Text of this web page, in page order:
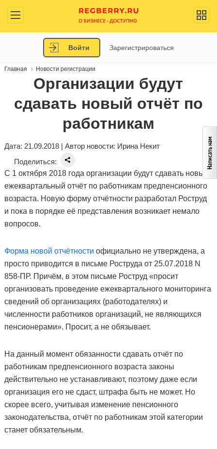
Войти Зарегистрироваться
Главная Новости регистрации
Организации будут
сдавать новый отчёт по
работникам
Дата: 21.09.2018 | Автор новости: Ирина Некит
Поделиться:
С 1 октября 2018 года организации будут сдавать новый
ежеквартальный отчёт по работникам предпенсионного
возраста. Новую форму отчётности разработал Роструд
и пока в порядке её представления возникает немало
вопросов.
Форма новой отчётности официально не утверждена, а
просто приводится в письме Роструда от 25.07.2018 N
858-ПР. Причём, в этом письме Роструд «просит
организовать проведение ежеквартального мониторинга
сведений об организациях (работодателях) и
численности работников организаций, не являющихся
пенсионерами». Просит, а не обязывает.
На данный момент обязанности сдавать отчёт по
работникам предпенсионного возраста законы
действительно не устанавливают, поэтому даже если
организация его не сдаст, штрафа быть не может. Но
скорее всего, учитывая изменение пенсионного
законодательства, отчёт по работникам этой категории
станет обязательным.